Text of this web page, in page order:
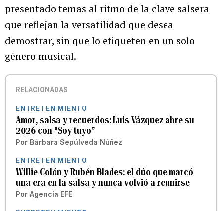
presentado temas al ritmo de la clave salsera
que reflejan la versatilidad que desea
demostrar, sin que lo etiqueten en un solo
género musical.
RELACIONADAS
ENTRETENIMIENTO
Amor, salsa y recuerdos: Luis Vázquez abre su
2026 con “Soy tuyo”
Por Bárbara Sepúlveda Núñez
ENTRETENIMIENTO
Willie Colón y Rubén Blades: el dúo que marcó
una era en la salsa y nunca volvió a reunirse
Por Agencia EFE